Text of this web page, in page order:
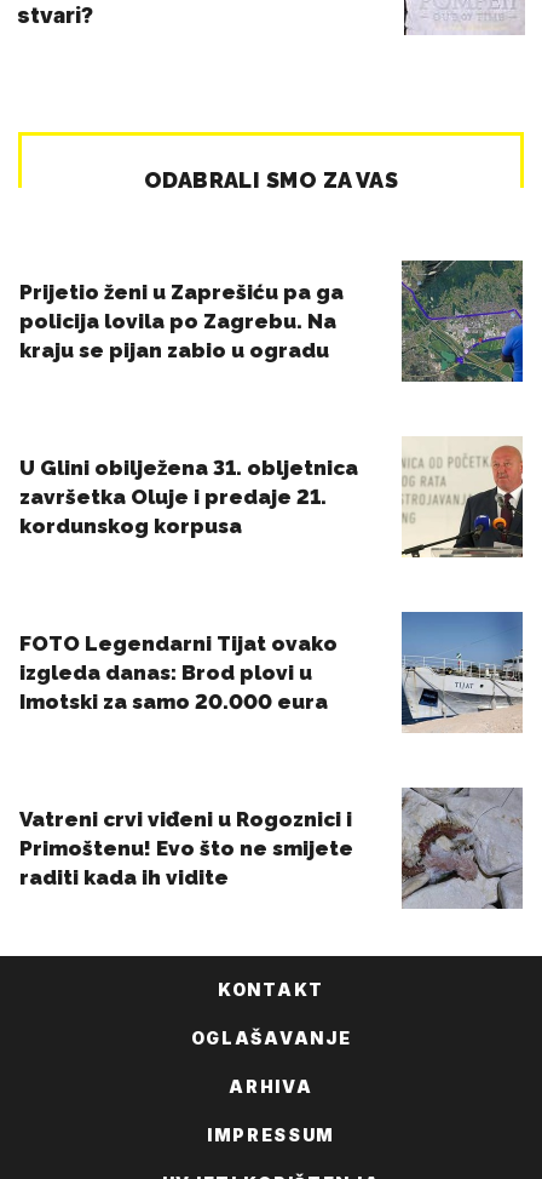
stvari?
KONTAKT
OGLAŠAVANJE
ARHIVA
IMPRESSUM